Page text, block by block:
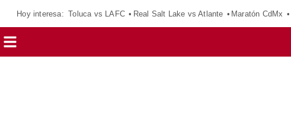
Hoy interesa: Toluca vs LAFC Real Salt Lake vs Atlante Maratón CdMx